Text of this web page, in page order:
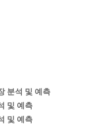
분석 및 예측
및 예측
및 예측